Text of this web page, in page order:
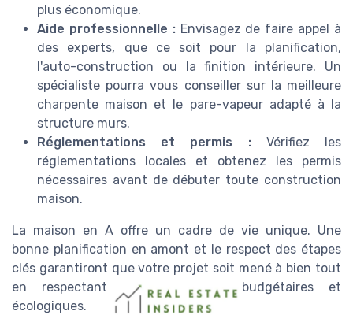
plus économique.
Aide professionnelle :Envisagez de faire appel à
des experts, que ce soit pour la planification,
l'auto-construction ou la finition intérieure. Un
spécialiste pourra vous conseiller sur la meilleure
charpente maison et le pare-vapeur adapté à la
structure murs.
Réglementations et permis :Vérifiez les
réglementations locales et obtenez les permis
nécessaires avant de débuter toute construction
maison.
La maison en A offre un cadre de vie unique. Une
bonne planification en amont et le respect des étapes
clés garantiront que votre projet soit mené à bien tout
en respectant vos contraintes budgétaires et
écologiques.